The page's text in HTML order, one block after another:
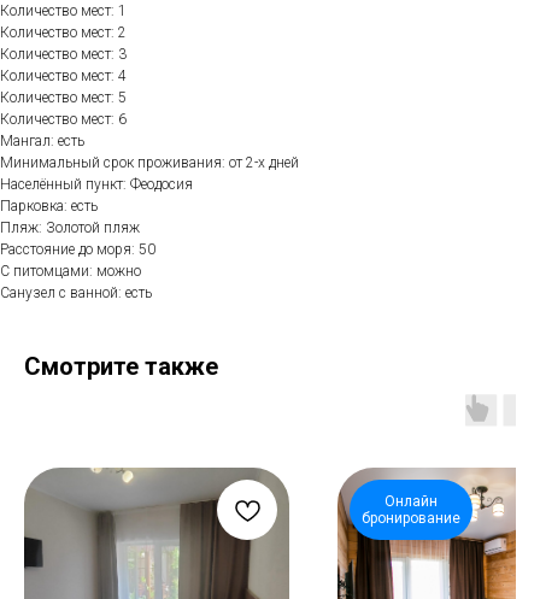
Количество мест: 1
Количество мест: 2
Количество мест: 3
Количество мест: 4
Количество мест: 5
Количество мест: 6
Мангал: есть
Минимальный срок проживания: от 2-х дней
Населённый пункт: Феодосия
Парковка: есть
Пляж: Золотой пляж
Расстояние до моря: 50
С питомцами: можно
Санузел с ванной: есть
Смотрите также
Онлайн
бронирование